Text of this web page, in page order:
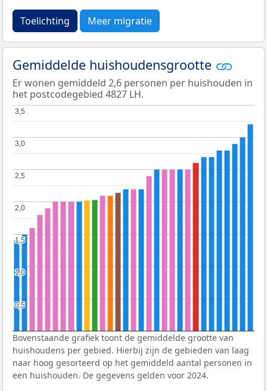
Toelichting Meer migratie
Gemiddelde huishoudensgrootte
Er wonen gemiddeld 2,6 personen per huishouden in
het postcodegebied 4827 LH.
0,5
0,5
1,0
1,0
1,5
1,5
2,0
2,0
2,5
2,5
3,0
3,0
3,5
3,5
Bovenstaande grafiek toont de gemiddelde grootte van
huishoudens per gebied. Hierbij zijn de gebieden van laag
naar hoog gesorteerd op het gemiddeld aantal personen in
een huishouden. De gegevens gelden voor 2024.